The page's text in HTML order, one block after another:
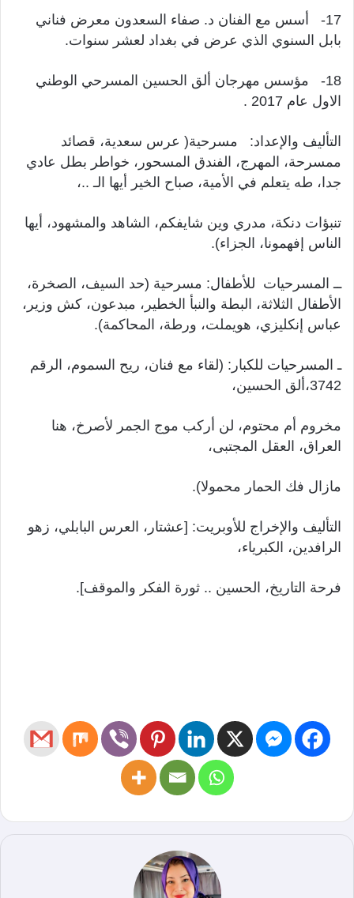
17- أسس مع الفنان د. صفاء السعدون معرض فناني
بابل السنوي الذي عرض في بغداد لعشر سنوات.
18- مؤسس مهرجان ألق الحسين المسرحي الوطني
الاول عام 2017 .
التأليف والإعداد: مسرحية( عرس سعدية، قصائد
ممسرحة، المهرج، الفندق المسحور، خواطر بطل عادي
جدا، طه يتعلم في الأمية، صباح الخير أيها الـ ..،
تنبؤات دنكة، مدري وين شايفكم، الشاهد والمشهود، أيها
الناس إفهمونا، الجزاء).
ــ المسرحيات للأطفال: مسرحية (حد السيف، الصخرة،
الأطفال الثلاثة، البطة والنبأ الخطير، مبدعون، كش وزير،
عباس إنكليزي، هويملت، ورطة، المحاكمة).
ـ المسرحيات للكبار: (لقاء مع فنان، ريح السموم، الرقم
3742،ألق الحسين،
مخروم أم محتوم، لن أركب موج الجمر لأصرخ، هنا
العراق، العقل المجتبى،
مازال فك الحمار محمولا).
التأليف والإخراج للأوبريت: [عشتار، العرس البابلي، زهو
الرافدين، الكبرياء،
فرحة التاريخ، الحسين .. ثورة الفكر والموقف].